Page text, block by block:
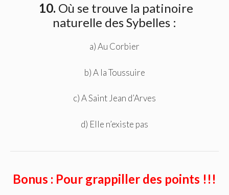
10. Où se trouve la patinoire
naturelle des Sybelles :
a) Au Corbier
b) A la Toussuire
c) A Saint Jean d’Arves
d) Elle n’existe pas
Bonus : Pour grappiller des points !!!